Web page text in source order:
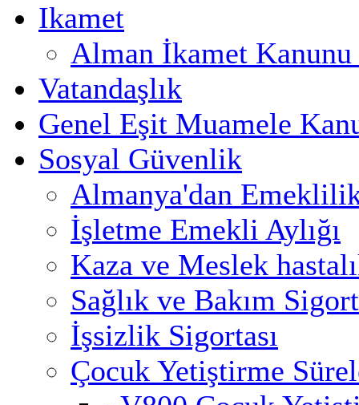
Ikamet
Alman İkamet
Vatandaşlık
Genel Eşit Muamele
Sosyal Güvenlik
Almanya'dan
İşletme Emekli Aylığı
Kaza ve Meslek
Sağlık ve Bakım
İşsizlik Sigortası
Çocuk Yetiştirme